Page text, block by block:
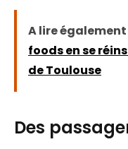
A lire également
foods en se
de Toulouse
Des